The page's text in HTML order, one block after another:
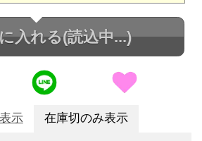
入れる(読込中...)
示 在庫切のみ表示